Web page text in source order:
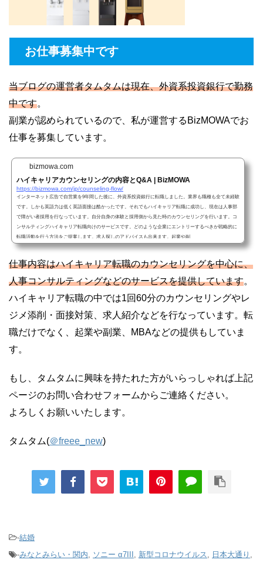
お仕事募集中です
当ブログの運営者タムタムは現在、外資系投資銀行で勤務
中です。
副業が認められているので、私が運営するBizMOWAでお
仕事を募集しています。
bizmowa.com
ハイキャリアカウンセリングの内容とQ&A | BizMOWA
https://bizmowa.com/jp/counseling-flow/
インターネット広告で自営業を9年間した後に、外資系投資銀行に転職しました。業界も職種も全て未経験
です。しかも英語力は低く英語面接は酷かったです。それでもハイキャリア転職に成功し、現在は人事部
で障がい者採用を行なっています。自分自身の体験と採用側から見た時のカウンセリングを行います。コ
ンサルティングハイキャリア転職向けのサービスです。どのような企業にエントリーするべきか戦略的に
転職活動を行う方法をご提案します。求人探しのアドバイスも出来ます。起業や副
仕事内容はハイキャリア転職のカウンセリングを中心に、
人事コンサルティングなどのサービスを提供しています。
ハイキャリア転職の中では1回60分のカウンセリングやレ
ジメ添削・面接対策、求人紹介などを行なっています。転
職だけでなく、起業や副業、MBAなどの提供もしていま
す。
もし、タムタムに興味を持たれた方がいらっしゃれば上記
ページのお問い合わせフォームからご連絡ください。
よろしくお願いいたします。
タムタム(＠freee_new)
-結婚
-みなとみらい・関内 ソニー α7III 新型コロナウイルス 日本大通り